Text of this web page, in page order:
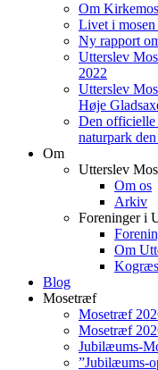
Om
Livet i mosen
Ny rapport
Utterslev
2022
Utterslev
Høje
Den officielle
naturpark
Om
Utterslev
Om os
Arkiv
Foreninger i
Om
Blog
Mosetræf
Mosetræf
Mosetræf
Jubilæums-
”Jubilæums-